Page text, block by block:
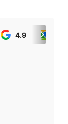
4.9